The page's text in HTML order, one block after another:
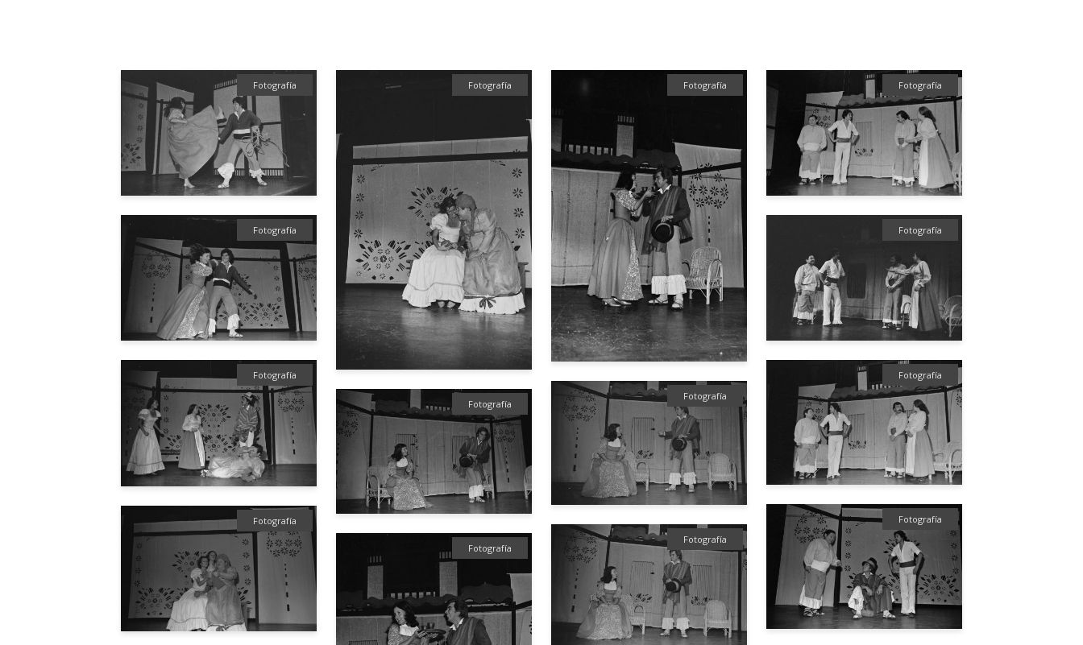
Fotografía
Fotografía
Fotografía
Fotografía
Fotografía
Fotografía
Fotografía
Fotografía
Fotografía
Fotografía
Fotografía
Fotografía
Fotografía
Fotografía